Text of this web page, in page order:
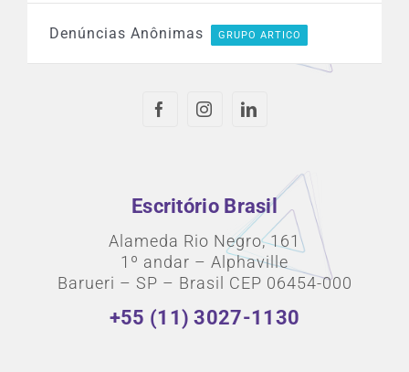
Denúncias Anônimas GRUPO ARTICO
Escritório Brasil
Alameda Rio Negro, 161
1º andar – Alphaville
Barueri – SP – Brasil CEP 06454-000
+55 (11) 3027-1130